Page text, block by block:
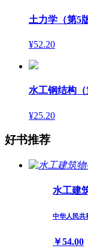
土力学（第5
¥52.20
水工钢结构（
¥25.20
好书推荐
水工建
中华人民共
￥54.00